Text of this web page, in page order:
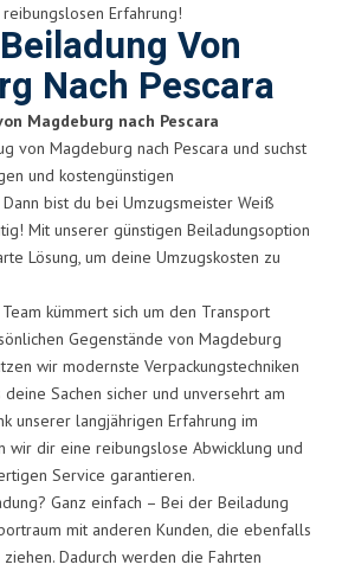
Erfahrung!
Von
Nach Pescara
Magdeburg nach Pescara
von Magdeburg nach Pescara und suchst
und kostengünstigen
bist du bei Umzugsmeister Weiß
Mit unserer günstigen Beiladungsoption
Lösung, um deine Umzugskosten zu
kümmert sich um den Transport
Gegenstände von Magdeburg
wir modernste Verpackungstechniken
Sachen sicher und unversehrt am
unserer langjährigen Erfahrung im
wir dir eine reibungslose Abwicklung und
Service garantieren.
Ganz einfach – Bei der Beiladung
mit anderen Kunden, die ebenfalls
Dadurch werden die Fahrten